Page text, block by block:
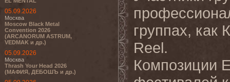
05.09.2026
Москва
Moscow Black Metal
Convention 2026
(ARCANORUM ASTRUM,
VEDMAK и др.)
05.09.2026
Москва
Thrash Your Head 2026
(МАФИЯ, ДЕБОШЪ и др.)
группах, как
Reel.
Композиции